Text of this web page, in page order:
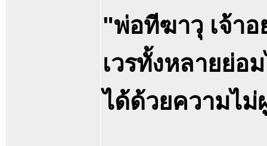
"พ่อทีฆาวุ เจ้า
เวรทั้งหลายย่อ
ได้ด้วยความไม่